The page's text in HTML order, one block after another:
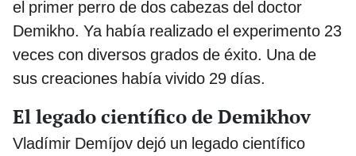
el primer perro de dos cabezas del doctor
Demikho. Ya había realizado el experimento 23
veces con diversos grados de éxito. Una de
sus creaciones había vivido 29 días.
El legado científico de Demikhov
Vladímir Demíjov dejó un legado científico